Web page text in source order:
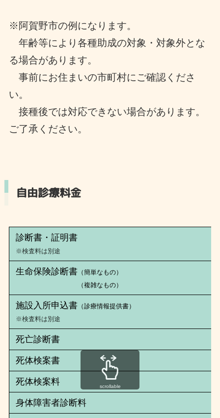
※阿賀野市の例になります。
年齢等により各種助成の対象・対象外とな
る場合があります。
事前にお住まいの市町村にご確認くださ
い。
接種後では対応できない場合があります。
ご了承ください。
自由診療料金
診断書・証明書
※検査料は別途
生命保険診断書 （簡単なもの）
（複雑なもの）
施設入所申込書 （診療情報提供書）
※検査料は別途
死亡診断書
死体検案書
死体検案料
身体障害者診断料
scrollable